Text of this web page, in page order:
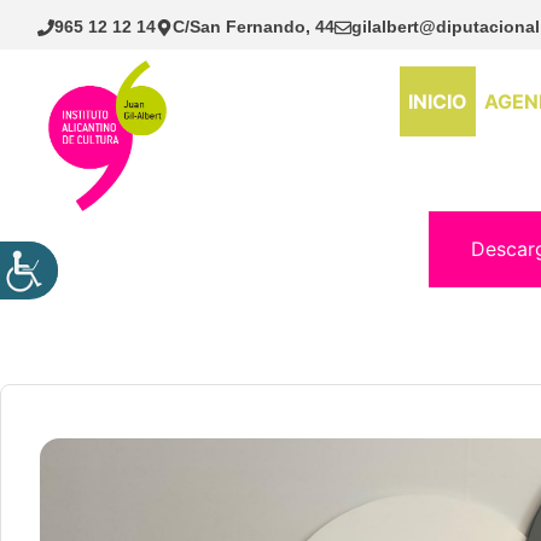
Saltar
965 12 12 14 C/San Fernando, 44
INICIO